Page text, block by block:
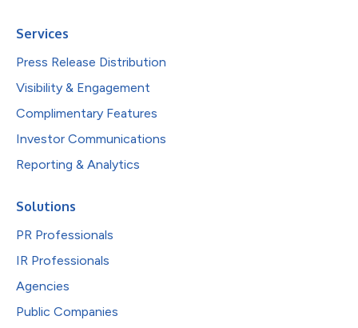
Services
Press Release Distribution
Visibility & Engagement
Complimentary Features
Investor Communications
Reporting & Analytics
Solutions
PR Professionals
IR Professionals
Agencies
Public Companies